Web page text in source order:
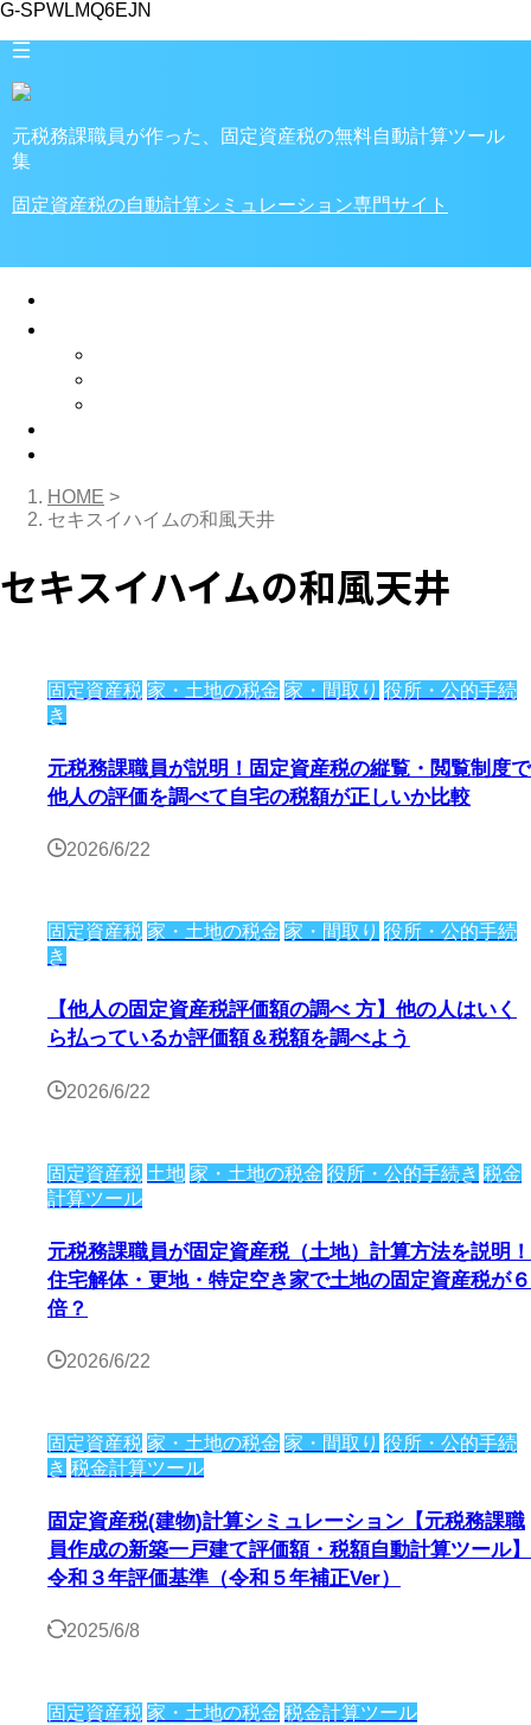
G-SPWLMQ6EJN
元税務課職員が作った、固定資産税の無料自動計算ツール
集
固定資産税の自動計算シミュレーション専門サイト
HOME >
セキスイハイムの和風天井
セキスイハイムの和風天井
固定資産税 家・土地の税金 家・間取り 役所・公的手続
き
元税務課職員が説明！固定資産税の縦覧・閲覧制度で
他人の評価を調べて自宅の税額が正しいか比較
2026/6/22
固定資産税 家・土地の税金 家・間取り 役所・公的手続
き
【他人の固定資産税評価額の調べ 方】他の人はいく
ら払っているか評価額＆税額を調べよう
2026/6/22
固定資産税 土地 家・土地の税金 役所・公的手続き 税金
計算ツール
元税務課職員が固定資産税（土地）計算方法を説明！
住宅解体・更地・特定空き家で土地の固定資産税が６
倍？
2026/6/22
固定資産税 家・土地の税金 家・間取り 役所・公的手続
き 税金計算ツール
固定資産税(建物)計算シミュレーション【元税務課職
員作成の新築一戸建て評価額・税額自動計算ツール】
令和３年評価基準（令和５年補正Ver）
2025/6/8
固定資産税 家・土地の税金 税金計算ツール